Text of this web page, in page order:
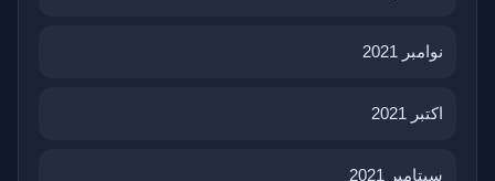
نوامبر 2021
اکتبر 2021
سپتامبر 2021